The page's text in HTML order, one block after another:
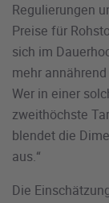
Regulierungen
Preise für
sich im
mehr
Wer in einer
zweithöchste
blendet die
aus.“
Die